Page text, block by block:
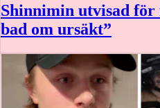
Shinnimin utvisad
bad om ursäkt”